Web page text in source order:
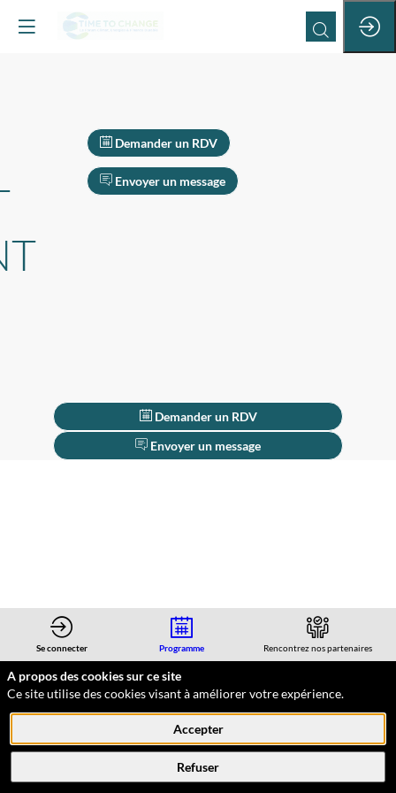
Demander un RDV
Envoyer un message
Demander un RDV
Envoyer un message
la
gestion
crédit
robuste
pour
les
investisseurs
des
Se connecter Programme Rencontrez nos partenaires
Votez pour votre start-up préférée Contactez les participants
A propos des cookies sur ce site
Ce site utilise des cookies visant à améliorer votre expérience.
Accepter
Refuser